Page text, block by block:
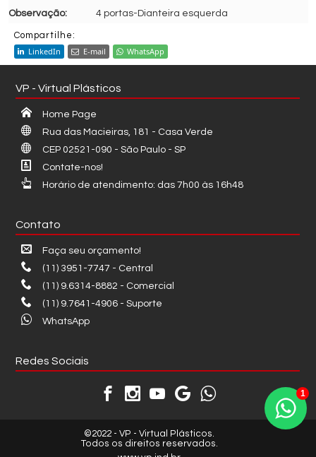
4 portas-Dianteira esquerda
Compartilhe:
LinkedIn E-mail WhatsApp
VP - Virtual Plásticos
Home Page
Rua das Macieiras, 181 - Casa Verde
CEP 02521-090 - São Paulo - SP
Contate-nos!
Horário de atendimento: das 7h00 às 16h48
Contato
Faça seu orçamento!
(11) 3951-7747 - Central
(11) 9.6314-8882 - Comercial
(11) 9.7641-4906 - Suporte
WhatsApp
Redes Sociais
©2022 - VP - Virtual Plásticos.
Todos os direitos reservados.
1